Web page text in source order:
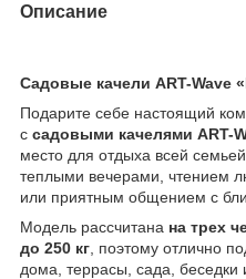
Описание
Садовые качели ART-Wave
Подарите себе настоящий
с садовыми качелями ART-
место для отдыха всей
теплыми вечерами, чтением
или приятным общением с
Модель рассчитана на трех
до 250 кг , поэтому отлично
дома, террасы, сада, беседки